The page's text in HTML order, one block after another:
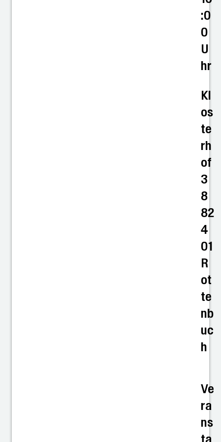
:0
0
U
hr
Kl
os
te
rh
of
3
8
82
4
01
R
ot
te
nb
uc
h
Ve
ra
ns
ta